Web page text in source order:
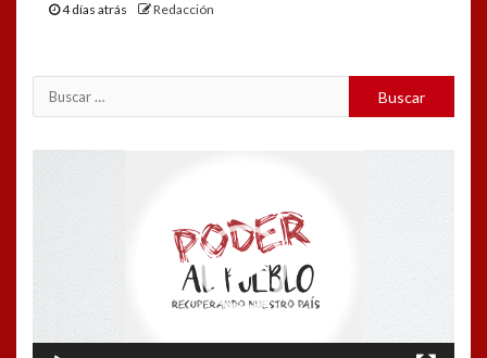
4 días atrás Redacción
Buscar: